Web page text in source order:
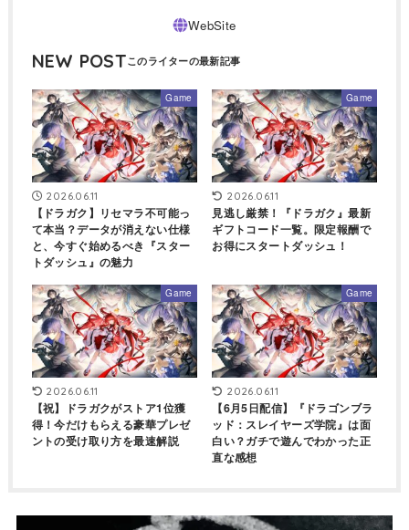
NEW POST
Game
2026.06.11
【ドラガク】リセマラ不可能っ
て本当？データが消えない仕様
と、今すぐ始めるべき『スター
トダッシュ』の魅力
Game
2026.06.11
見逃し厳禁！『ドラガク』最新
ギフトコード一覧。限定報酬で
お得にスタートダッシュ！
Game
2026.06.11
【祝】ドラガクがストア1位獲
得！今だけもらえる豪華プレゼ
ントの受け取り方を最速解説
Game
2026.06.11
【6月5日配信】『ドラゴンブラ
ッド：スレイヤーズ学院』は面
白い？ガチで遊んでわかった正
直な感想